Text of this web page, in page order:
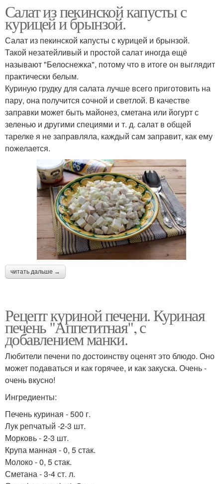
Салат из пекинской капусты с
курицей и брынзой.
Салат из пекинской капусты с курицей и брынзой.
Такой незатейливый и простой салат иногда ещё
называют "Белоснежка", потому что в итоге он выглядит
практически белым.
Куриную грудку для салата лучше всего приготовить на
пару, она получится сочной и светлой. В качестве
заправки может быть майонез, сметана или йогурт с
зеленью и другими специями и т. д. салат в общей
тарелке я не заправляла, каждый сам заправит, как ему
пожелается.
читать дальше →
Рецепт куриной печени. Куриная
печень "Аппетитная", с
добавлением манки.
Любители печени по достоинству оценят это блюдо. Оно
может подаваться и как горячее, и как закуска. Очень -
очень вкусно!
Ингредиенты:
Печень куриная - 500 г.
Лук репчатый -2-3 шт.
Морковь - 2-3 шт.
Крупа манная - 0, 5 стак.
Молоко - 0, 5 стак.
Сметана - 3-4 ст. л.